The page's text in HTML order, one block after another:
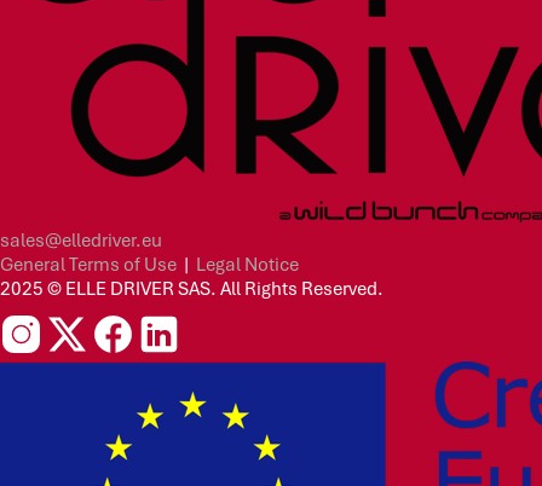
sales@elledriver.eu
General Terms of Use | Legal Notice
2025 © ELLE DRIVER SAS. All Rights Reserved.